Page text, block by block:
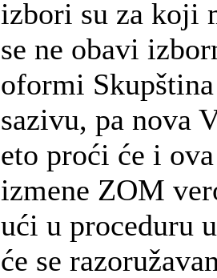
izbori su za koji
se ne obavi
oformi
sazivu, pa nova
eto proći će i
izmene ZOM
ući u proceduru
će se